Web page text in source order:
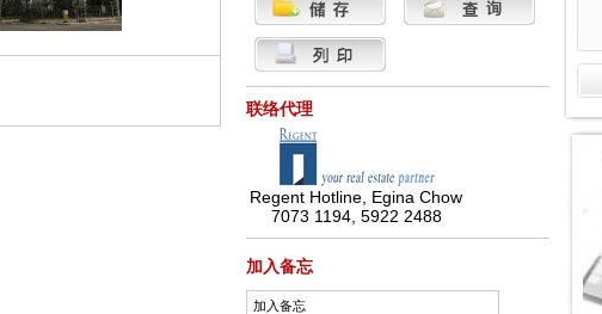
联络代理
Regent Hotline, Egina Chow
7073 1194, 5922 2488
加入备忘
加入备忘